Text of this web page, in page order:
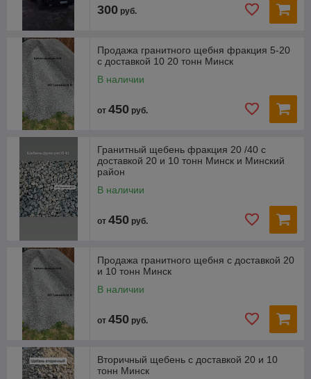
300 руб.
Продажа гранитного щебня фракция 5-20
с доставкой 10 20 тонн Минск
В наличии
от 450 руб.
Гранитный щебень фракция 20 /40 с
доставкой 20 и 10 тонн Минск и Минский
район
В наличии
от 450 руб.
Продажа гранитного щебня с доставкой 20
и 10 тонн Минск
В наличии
от 450 руб.
Вторичный щебень с доставкой 20 и 10
тонн Минск